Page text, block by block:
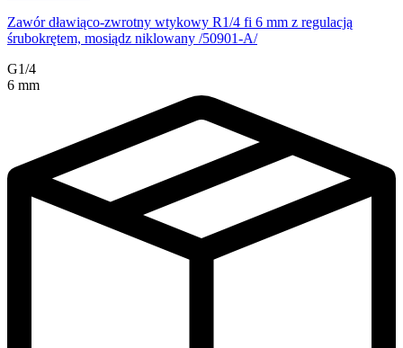
Zawór dławiąco-zwrotny wtykowy R1/4 fi 6 mm z regulacją
śrubokrętem, mosiądz niklowany /50901-A/
G1/4
6 mm